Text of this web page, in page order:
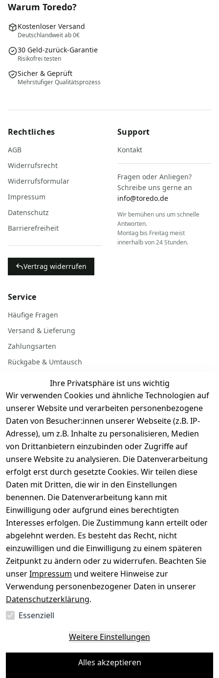
Ihre Privatsphäre ist uns wichtig
Wir verwenden Cookies und ähnliche Technologien auf
unserer Website und verarbeiten personenbezogene
Daten von Besucher:innen unserer Webseite (z.B. IP-
Adresse), um z.B. Inhalte zu personalisieren, Medien
von Drittanbietern einzubinden oder Zugriffe auf
unsere Website zu analysieren. Die Datenverarbeitung
erfolgt erst durch gesetzte Cookies. Wir teilen diese
Daten mit Dritten, die wir in den Einstellungen
benennen. Die Datenverarbeitung kann mit
Einwilligung oder aufgrund eines berechtigten
Interesses erfolgen. Die Zustimmung kann erteilt oder
abgelehnt werden. Es besteht das Recht, nicht
einzuwilligen und die Einwilligung zu einem späteren
Zeitpunkt zu ändern oder zu widerrufen. Beachten Sie
unserImpressum und weitere Hinweise zur
Verwendung personenbezogener Daten in unserer
Datenschutzerklärung.
Essenziell
Weitere Einstellungen
Alles akzeptieren
Warum Toredo?
Kostenloser Versand
Deutschlandweit ab 0€
30 Geld-zurück-Garantie
Risikofrei testen
Sicher & Geprüft
Mehrstufiger Qualitätsprozess
Rechtliches
AGB
Widerrufsrecht
Widerrufsformular
Impressum
Datenschutz
Barrierefreiheit
Vertrag widerrufen
Support
Kontakt
Fragen oder Anliegen?
Schreibe uns gerne an
info@toredo.de
Wir bemühen uns um schnelle
Antworten.
Montag bis Freitag meist
innerhalb von 24 Stunden.
Service
Häufige Fragen
Versand & Lieferung
Zahlungsarten
Rückgabe & Umtausch
Batterieentsorgung
Gerät verkaufen
Dein altes Gerät ist bares Geld wert. Festpreis in
wenigen Minuten, kostenfrei einsenden, Auszahlung
aufs Konto.
Gerät verkaufen
Sichere Zahlungsarten
SEPA Bank
Sicherheit
Deine Daten. Sicher. Vertraulich.